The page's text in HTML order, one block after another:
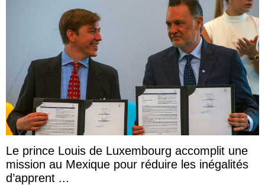
Le prince Louis de Luxembourg accomplit une
mission au Mexique pour réduire les inégalités
d’apprent ...